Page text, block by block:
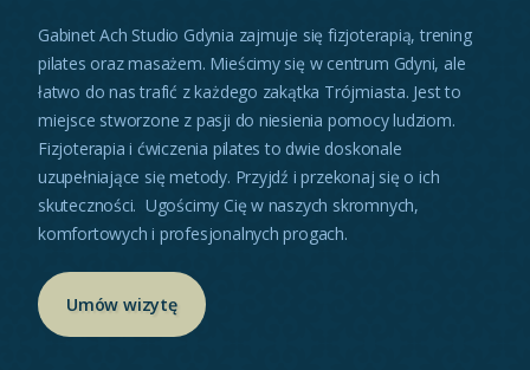
Gabinet Ach Studio Gdynia zajmuje się fizjoterapią, trening
pilates oraz masażem. Mieścimy się w centrum Gdyni, ale
łatwo do nas trafić z każdego zakątka Trójmiasta. Jest to
miejsce stworzone z pasji do niesienia pomocy ludziom.
Fizjoterapia i ćwiczenia pilates to dwie doskonale
uzupełniające się metody. Przyjdź i przekonaj się o ich
skuteczności. Ugościmy Cię w naszych skromnych,
komfortowych i profesjonalnych progach.
Umów wizytę